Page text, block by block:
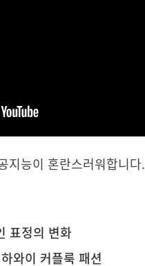
지능이 혼란스러워합니다.
표정의 변화
와이 커플룩 패션